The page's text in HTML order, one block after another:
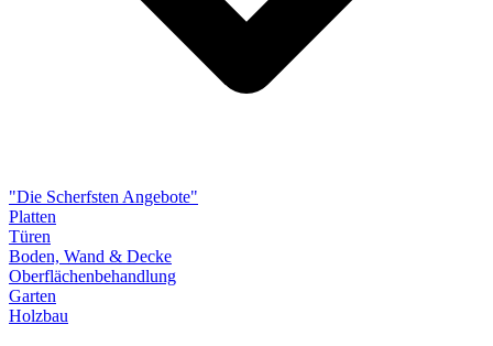
"Die Scherfsten Angebote"
Platten
Türen
Boden, Wand & Decke
Oberflächenbehandlung
Garten
Holzbau